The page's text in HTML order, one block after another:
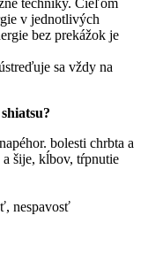
v jednotlivých
bez prekážok je
sa vždy na
bolesti chrbta a
šije, kĺbov, tŕpnutie
nespavosť